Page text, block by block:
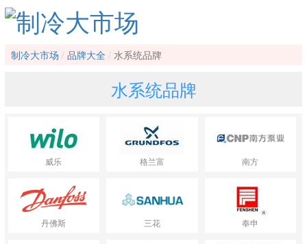
制冷大市场 品牌大全 水系统品牌
水系统品牌
威乐 格兰富 南方
丹佛斯 三花 奉申